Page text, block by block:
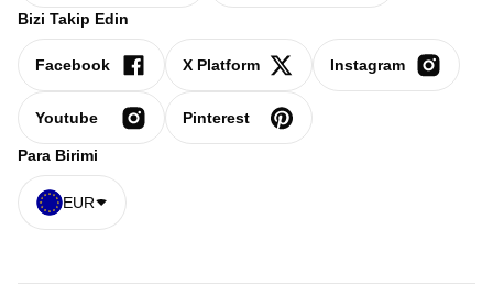
Bizi Takip Edin
Facebook X Platform Instagram
Youtube Pinterest
Para Birimi
EUR